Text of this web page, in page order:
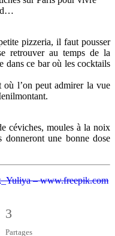
pizzeria, il faut pousser
retrouver au temps de la
dans ce bar où les cocktails
l’on peut admirer la vue
céviches, moules à la noix
une bonne dose
– www.freepik.com
3
Partages